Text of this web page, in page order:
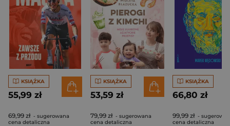
KSIĄŻKA
55,99 zł
69,99 zł - sugerowana
cena detaliczna
KSIĄŻKA
53,59 zł
79,99 zł - sugerowana
cena detaliczna
KSIĄŻKA
66,80 zł
99,99 zł -
cena detaliczna